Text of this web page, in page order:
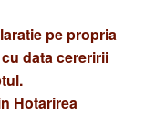
pe propria
data cereririi
Hotarirea